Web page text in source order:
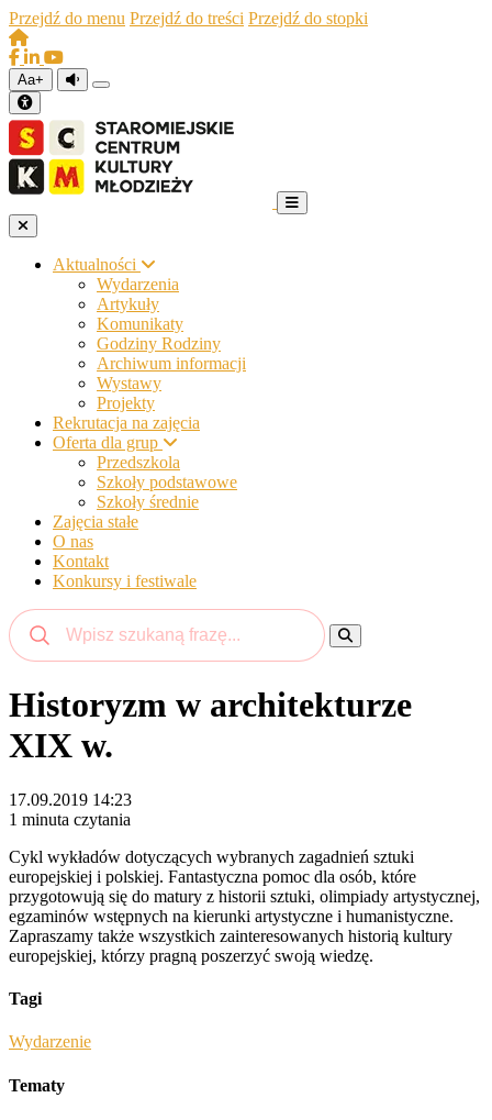
Przejdź do menu Przejdź do treści Przejdź do stopki
Aa+
Aktualności
Wydarzenia
Artykuły
Komunikaty
Godziny Rodziny
Archiwum informacji
Wystawy
Projekty
Rekrutacja na zajęcia
Oferta dla grup
Przedszkola
Szkoły podstawowe
Szkoły średnie
Zajęcia stałe
O nas
Kontakt
Konkursy i festiwale
Historyzm w architekturze
XIX w.
17.09.2019 14:23
1 minuta czytania
Cykl wykładów dotyczących wybranych zagadnień sztuki
europejskiej i polskiej. Fantastyczna pomoc dla osób, które
przygotowują się do matury z historii sztuki, olimpiady artystycznej,
egzaminów wstępnych na kierunki artystyczne i humanistyczne.
Zapraszamy także wszystkich zainteresowanych historią kultury
europejskiej, którzy pragną poszerzyć swoją wiedzę.
Tagi
Wydarzenie
Tematy